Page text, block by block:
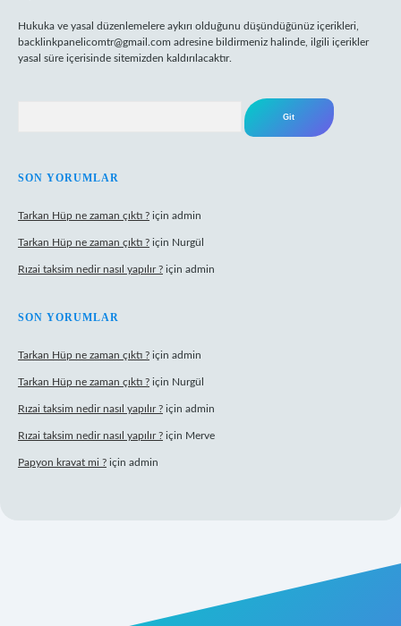
Hukuka ve yasal düzenlemelere aykırı olduğunu düşündüğünüz içerikleri,
backlinkpanelicomtr@gmail.com adresine bildirmeniz halinde, ilgili içerikler
yasal süre içerisinde sitemizden kaldırılacaktır.
SON YORUMLAR
Tarkan Hüp ne zaman çıktı ? için admin
Tarkan Hüp ne zaman çıktı ? için Nurgül
Rızai taksim nedir nasıl yapılır ? için admin
SON YORUMLAR
Tarkan Hüp ne zaman çıktı ? için admin
Tarkan Hüp ne zaman çıktı ? için Nurgül
Rızai taksim nedir nasıl yapılır ? için admin
Rızai taksim nedir nasıl yapılır ? için Merve
Papyon kravat mi ? için admin